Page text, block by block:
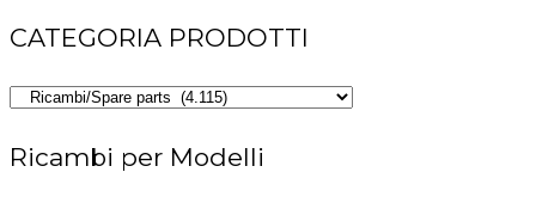
CATEGORIA PRODOTTI
Ricambi per Modelli